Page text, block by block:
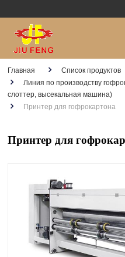
Главная
Список продуктов
Линия по производству
слоттер, высекальная машина)
Принтер для гофрокартона
Принтер для